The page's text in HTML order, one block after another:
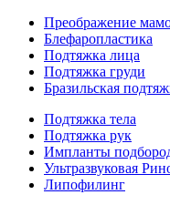
Преображение
Блефаропластика
Подтяжка лица
Подтяжка груди
Бразильская
Подтяжка тела
Подтяжка рук
Импланты
Ультразвуковая
Липофилинг